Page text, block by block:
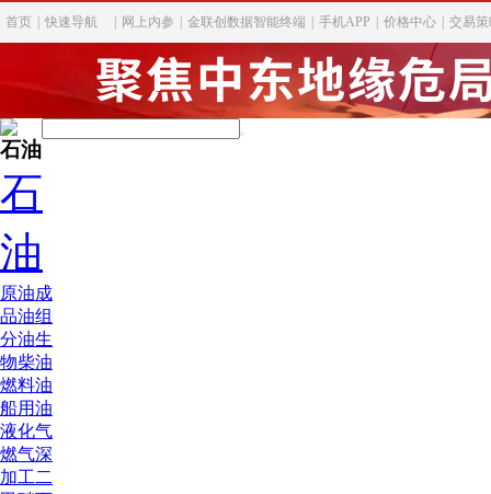
首页 快速导航 网上内参 金联创数据智能终端 手机APP 价格中心 交易
石油
石
油
原油成
品油组
分油生
物柴油
燃料油
船用油
液化气
燃气深
加工二